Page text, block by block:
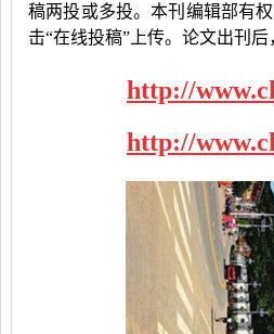
稿两投或多投。本刊编辑部有
击“在线投稿”上传。论文出刊后
http://
http://